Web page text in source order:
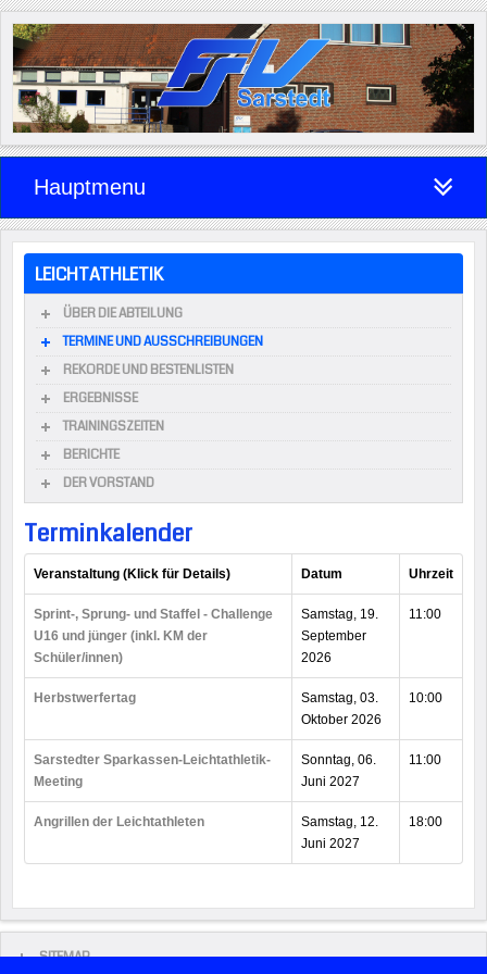
Hauptmenu
LEICHTATHLETIK
ÜBER DIE ABTEILUNG
TERMINE UND AUSSCHREIBUNGEN
REKORDE UND BESTENLISTEN
ERGEBNISSE
TRAININGSZEITEN
BERICHTE
DER VORSTAND
Terminkalender
Veranstaltung (Klick für Details) Datum Uhrzeit
Sprint-, Sprung- und Staffel - Challenge
U16 und jünger (inkl. KM der
Schüler/innen)
Samstag, 19.
September
2026
11:00
Herbstwerfertag
Samstag, 03.
Oktober 2026
10:00
Sarstedter Sparkassen-Leichtathletik-
Meeting
Sonntag, 06.
Juni 2027
11:00
Angrillen der Leichtathleten
Samstag, 12.
Juni 2027
18:00
SITEMAP